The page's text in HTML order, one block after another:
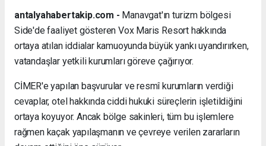
antalyahabertakip.com - Manavgat'ın turizm bölgesi
Side'de faaliyet gösteren Vox Maris Resort hakkında
ortaya atılan iddialar kamuoyunda büyük yankı uyandırırken,
vatandaşlar yetkili kurumları göreve çağırıyor.
CİMER'e yapılan başvurular ve resmî kurumların verdiği
cevaplar, otel hakkında ciddi hukuki süreçlerin işletildiğini
ortaya koyuyor. Ancak bölge sakinleri, tüm bu işlemlere
rağmen kaçak yapılaşmanın ve çevreye verilen zararların